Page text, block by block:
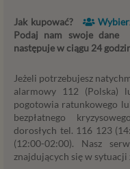
Jak kupować?
Podaj nam swoje dane
następuje w ciągu 24
Jeżeli potrzebujesz
alarmowy 112 (Polska)
pogotowia ratunkowego
bezpłatnego
dorosłych tel. 116 123
(12:00-02:00). Nasz
znajdujących się w sytuacji
zakresie
przypadku, gdy
dostarczenie
zapewnienia (np.
profilu tego
w stanie zapewnić
korzystać.
Niezbędność
z prawnie